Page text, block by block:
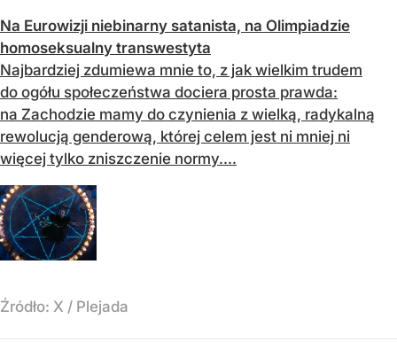
Na Eurowizji niebinarny satanista, na Olimpiadzie
homoseksualny transwestyta
Najbardziej zdumiewa mnie to, z jak wielkim trudem
do ogółu społeczeństwa dociera prosta prawda:
na Zachodzie mamy do czynienia z wielką, radykalną
rewolucją genderową, której celem jest ni mniej ni
więcej tylko zniszczenie normy....
Źródło: X / Plejada